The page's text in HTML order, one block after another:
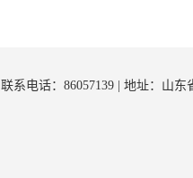
联系电话：86057139 | 地址：山